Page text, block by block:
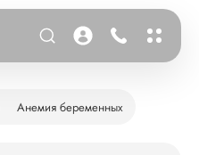
Анемия беременных